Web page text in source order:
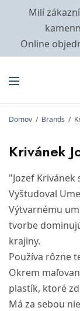
Milí
Online
Domov / Brands /
Krivánek
"Jozef Krivánek
Vyštudoval
Výtvarnému
tvorbe
krajiny.
Používa rôzne
Okrem
plastík, ktoré
Má za sebou